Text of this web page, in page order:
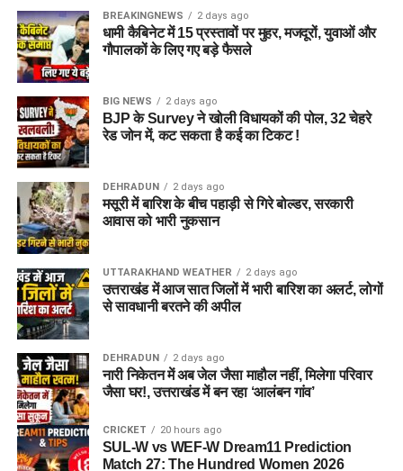
₹5,00,000 नकद
घटना में प्रयुक्त टैम्पो
1 पुलिस कार्ड
1 पैन कार्ड
अन्य पहचान संबंधी दस्तावेज
तीनों आरोपियों का आपराधिक इतिहास
पुलिस के मुताबिक, गिरफ्तार किए गए तीनों आरोपी शातिर किस्म के अपराधी
हैं। उनके खिलाफ
बिजनौर, कोटद्वार और हरिद्वार
चोरी, नकबजनी और अवैध हथियार रखने से संबंधित कई मुकदमे दर्ज हैं।
गिरफ्तार आरोपियों के नाम
अक्षय उर्फ गोलू
सोनू सैनी— निवासी बिजनौर, उत्तर प्रदेश
सोनू शर्मा
— निवासी मुरादाबाद, उत्तर प्रदेश
कांवड़ मेले के बीच पुलिस की कार्रवाई
BREAKINGNEWS 2 days ago
धामी कैबिनेट में 15 प्रस्तावों पर मुहर, मजदूरों, युवाओं और
गौपालकों के लिए गए बड़े फैसले
BIG NEWS 2 days ago
BJP के Survey ने खोली विधायकों की पोल, 32 चेहरे
रेड जोन में, कट सकता है कई का टिकट !
DEHRADUN 2 days ago
मसूरी में बारिश के बीच पहाड़ी से गिरे बोल्डर, सरकारी
आवास को भारी नुकसान
UTTARAKHAND WEATHER 2 days ago
उत्तराखंड में आज सात जिलों में भारी बारिश का अलर्ट, लोगों
से सावधानी बरतने की अपील
DEHRADUN 2 days ago
नारी निकेतन में अब जेल जैसा माहौल नहीं, मिलेगा परिवार
जैसा घर!, उत्तराखंड में बन रहा ‘आलंबन गांव’
CRICKET 20 hours ago
SUL-W vs WEF-W Dream11 Prediction
Match 27: The Hundred Women 2026